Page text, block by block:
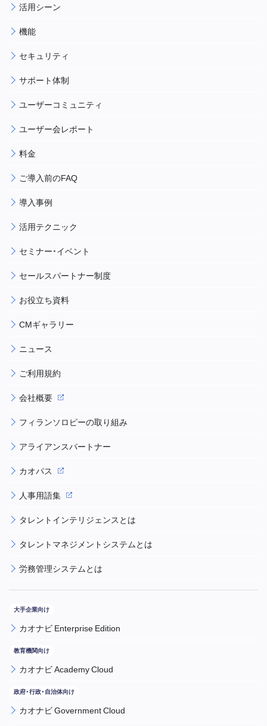
活用シーン
機能
セキュリティ
サポート体制
ユーザーコミュニティ
ユーザー会レポート
料金
ご導入前のFAQ
導入事例
活用テクニック
セミナー・イベント
セールスパートナー制度
お役立ち資料
CMギャラリー
ニュース
ご利用規約
会社概要
フィランソロピーの取り組み
アライアンスパートナー
カオパス
人事用語集
タレントインテリジェンスとは
タレントマネジメントシステムとは
労務管理システムとは
カオナビ Enterprise Edition
カオナビ Academy Cloud
カオナビ Government Cloud